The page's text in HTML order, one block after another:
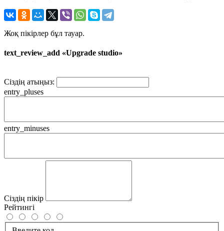
Жоқ пікірлер бұл тауар.
text_review_add «Upgrade studio»
Сіздің атыңыз:
entry_pluses
entry_minuses
Сіздің пікір
Рейтингі